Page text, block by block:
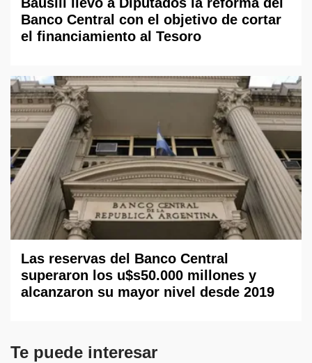
Banco Central con el objetivo de cortar
el financiamiento al Tesoro
Las reservas del Banco Central
superaron los u$s50.000 millones y
alcanzaron su mayor nivel desde 2019
Te puede interesar